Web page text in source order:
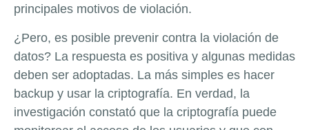
principales motivos de violación.
¿Pero, es posible prevenir contra la violación de
datos? La respuesta es positiva y algunas medidas
deben ser adoptadas. La más simples es hacer
backup y usar la criptografía. En verdad, la
investigación constató que la criptografía puede